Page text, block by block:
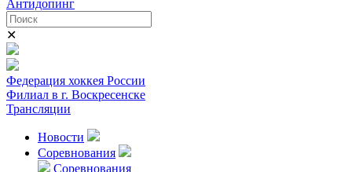
Антидопинг
✕
Федерация хоккея России
Филиал в г. Воскресенске
Трансляции
Новости
Соревнования
Соревнования